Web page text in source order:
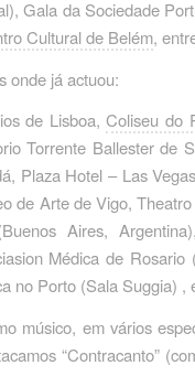
Gala da Sociedade
Cultural de Belém,
onde já actuou:
de Lisboa,Coliseu do
Torrente Ballester de
Plaza Hotel – Las
de Arte de Vigo,
Aires,
Médica de
no Porto (Sala Suggia) ,
músico, em vários
“Contracanto”